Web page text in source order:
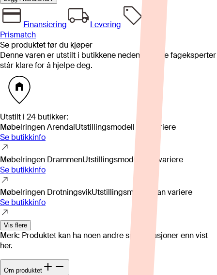
Finansiering
Levering
Prismatch
Se produktet før du kjøper
Denne varen er utstilt i butikkene nedenfor. Våre fageksperter
står klare for å hjelpe deg.
Utstilt i 24 butikker:
Møbelringen ArendalUtstillingsmodell kan variere
Se butikkinfo
Møbelringen DrammenUtstillingsmodell kan variere
Se butikkinfo
Møbelringen DrotningsvikUtstillingsmodell kan variere
Se butikkinfo
Vis flere
Merk: Produktet kan ha noen andre spesifikasjoner enn vist
her.
Om produktet